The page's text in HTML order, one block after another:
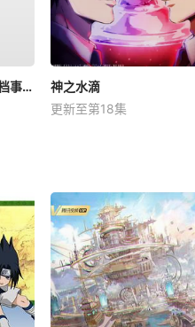
关于我转生变成史莱姆这档事第四季
神之水滴
更新至第18集